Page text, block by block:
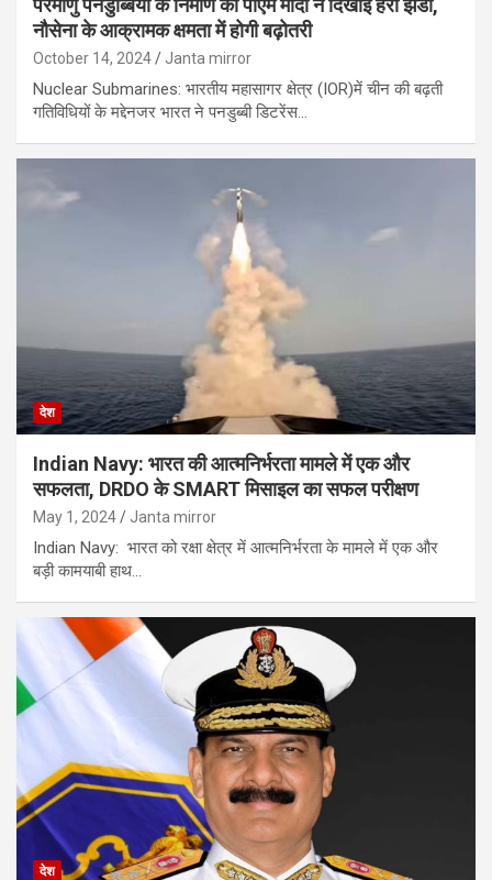
परमाणु पनडुब्बियों के निर्माण को पीएम मोदी ने दिखाई हरी झंडी,
नौसेना के आक्रामक क्षमता में होगी बढ़ोतरी
October 14, 2024 Janta mirror
Nuclear Submarines: भारतीय महासागर क्षेत्र (IOR)में चीन की बढ़ती
गतिविधियों के मद्देनजर भारत ने पनडुब्बी डिटरेंस…
देश
Indian Navy: भारत की आत्मनिर्भरता मामले में एक और
सफलता, DRDO के SMART मिसाइल का सफल परीक्षण
May 1, 2024 Janta mirror
Indian Navy: भारत को रक्षा क्षेत्र में आत्मनिर्भरता के मामले में एक और
बड़ी कामयाबी हाथ…
देश